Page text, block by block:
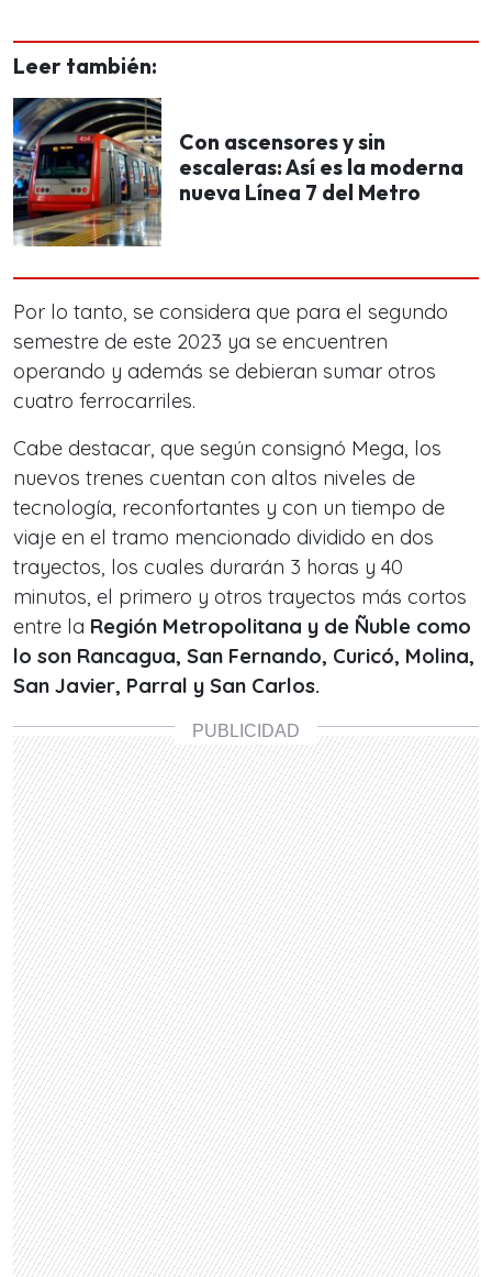
Leer también:
Con ascensores y sin
escaleras: Así es la moderna
nueva Línea 7 del Metro
Por lo tanto, se considera que para el segundo
semestre de este 2023 ya se encuentren
operando y además se debieran sumar otros
cuatro ferrocarriles.
Cabe destacar, que según consignó Mega, los
nuevos trenes cuentan con altos niveles de
tecnología, reconfortantes y con un tiempo de
viaje en el tramo mencionado dividido en dos
trayectos, los cuales durarán 3 horas y 40
minutos, el primero y otros trayectos más cortos
entre la Región Metropolitana y de Ñuble como
lo son Rancagua, San Fernando, Curicó, Molina,
San Javier, Parral y San Carlos.